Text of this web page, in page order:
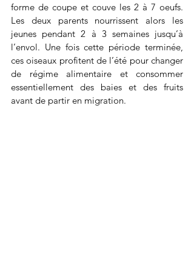
forme de coupe et couve les 2 à 7 oeufs.
Les deux parents nourrissent alors les
jeunes pendant 2 à 3 semaines jusqu’à
l’envol. Une fois cette période terminée,
ces oiseaux profitent de l’été pour changer
de régime alimentaire et consommer
essentiellement des baies et des fruits
avant de partir en migration.